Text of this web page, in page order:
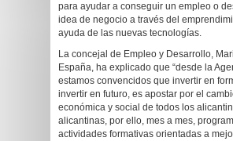
para ayudar a conseguir un empleo o
idea de negocio a través del
ayuda de las nuevas tecnologías.
La concejal de Empleo y Desarrollo,
España, ha explicado que “desde la
estamos convencidos que invertir en
invertir en futuro, es apostar por el
económica y social de todos los
alicantinas, por ello, mes a mes,
actividades formativas orientadas a